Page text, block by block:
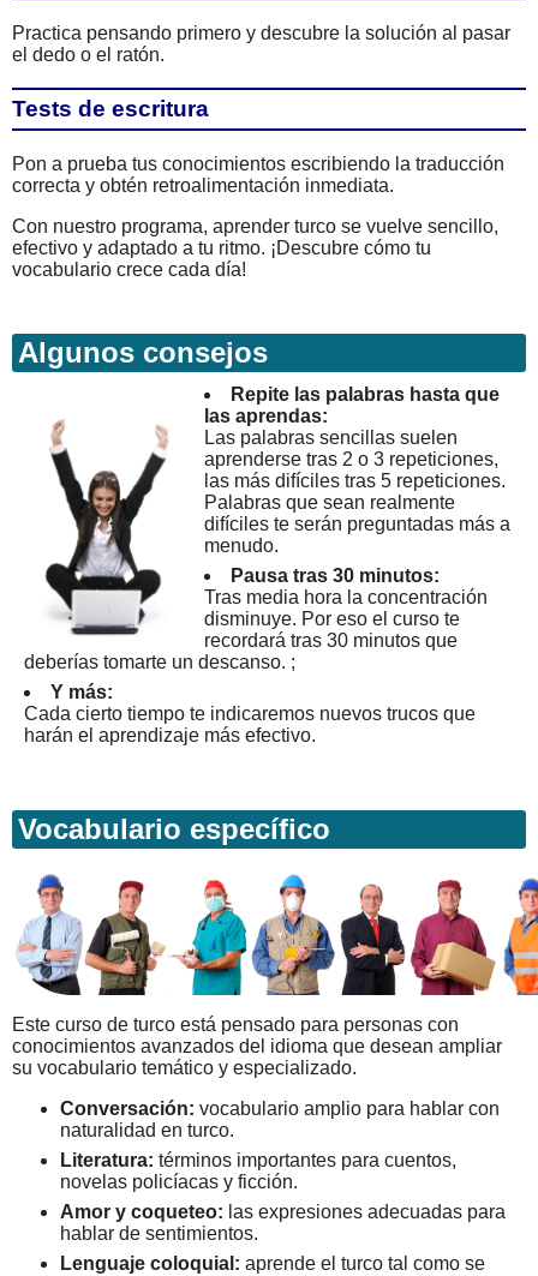
Practica pensando primero y descubre la solución al pasar
el dedo o el ratón.
Tests de escritura
Pon a prueba tus conocimientos escribiendo la traducción
correcta y obtén retroalimentación inmediata.
Con nuestro programa, aprender turco se vuelve sencillo,
efectivo y adaptado a tu ritmo. ¡Descubre cómo tu
vocabulario crece cada día!
Algunos consejos
Repite las palabras hasta que
las aprendas:
Las palabras sencillas suelen
aprenderse tras 2 o 3 repeticiones,
las más difíciles tras 5 repeticiones.
Palabras que sean realmente
difíciles te serán preguntadas más a
menudo.
Pausa tras 30 minutos:
Tras media hora la concentración
disminuye. Por eso el curso te
recordará tras 30 minutos que
deberías tomarte un descanso. ;
Y más:
Cada cierto tiempo te indicaremos nuevos trucos que
harán el aprendizaje más efectivo.
Vocabulario específico
Este curso de turco está pensado para personas con
conocimientos avanzados del idioma que desean ampliar
su vocabulario temático y especializado.
Conversación: vocabulario amplio para hablar con
naturalidad en turco.
Literatura: términos importantes para cuentos,
novelas policíacas y ficción.
Amor y coqueteo: las expresiones adecuadas para
hablar de sentimientos.
Lenguaje coloquial: aprende el turco tal como se